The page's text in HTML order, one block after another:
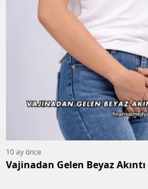
10 ay önce
Vajinadan Gelen Beyaz